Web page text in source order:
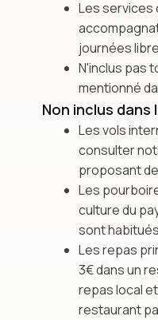
Les services
journées
N'inclus pas
mentionné
Non inclus dans
Les vols
consulter
proposant
Les
culture du
sont
Les repas
3€ dans un
repas local
restaurant